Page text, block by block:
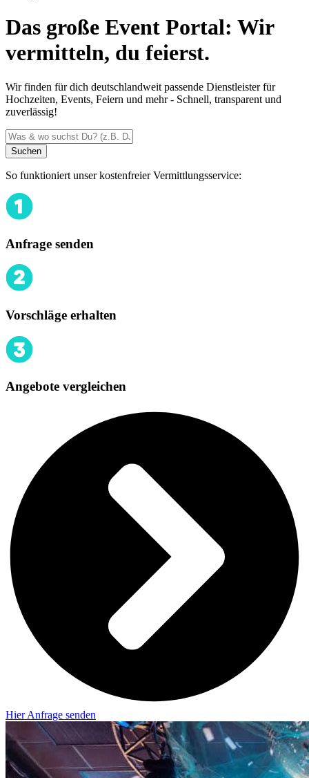
Das große Event Portal: Wir
vermitteln, du feierst.
Wir finden für dich deutschlandweit passende Dienstleister für
Hochzeiten, Events, Feiern und mehr - Schnell, transparent und
zuverlässig!
Suchen
So funktioniert unser kostenfreier Vermittlungsservice:
Anfrage senden
Vorschläge erhalten
Angebote vergleichen
Hier Anfrage senden